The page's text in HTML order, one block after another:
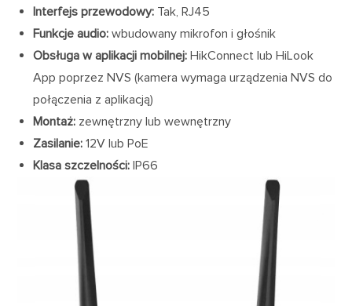
Interfejs przewodowy: Tak, RJ45
Funkcje audio:wbudowany mikrofon i głośnik
Obsługa w aplikacji mobilnej: HikConnect lub HiLook
App poprzez NVS (kamera wymaga urządzenia NVS do
połączenia z aplikacją)
Montaż: zewnętrzny lub wewnętrzny
Zasilanie:12V lub PoE
Klasa szczelności:IP66